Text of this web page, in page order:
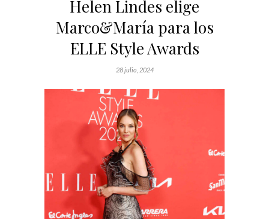
Helen Lindes elige
Marco&María para los
ELLE Style Awards
28 julio, 2024